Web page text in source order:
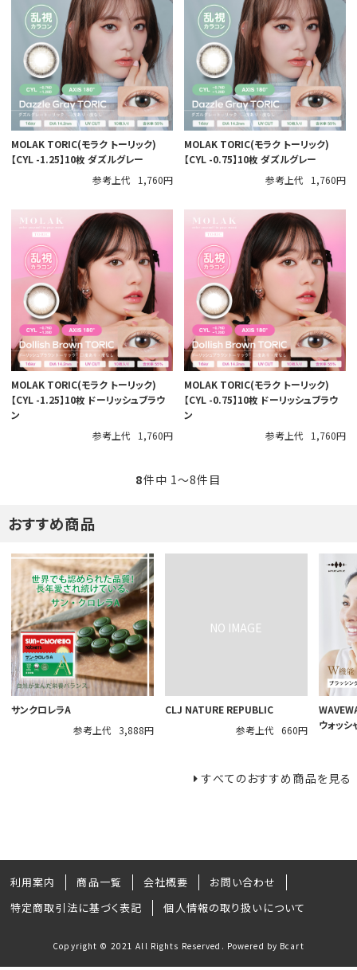
MOLAK TORIC(モラク トーリック)
【CYL -1.25】10枚 ダズルグレー
参考上代
1,760円
MOLAK TORIC(モラク トーリック)
【CYL -0.75】10枚 ダズルグレー
参考上代
1,760円
MOLAK TORIC(モラク トーリック)
【CYL -1.25】10枚 ドーリッシュブラウ
ン
参考上代
1,760円
MOLAK TORIC(モラク トーリック)
【CYL -0.75】10枚 ドーリッシュブラウ
ン
参考上代
1,760円
8件中 1〜8件目
おすすめ商品
サンクロレラA
参考上代
3,888円
CLJ NATURE REPUBLIC
参考上代 660円
ウォッシ
すべてのおすすめ商品を見る
利用案内 商品一覧 会社概要
お問い合わせ
特定商取引法に基づく表記
個人情報の取り扱いについて
Copyright © 2021 All Rights Reserved. Powered by Bcart